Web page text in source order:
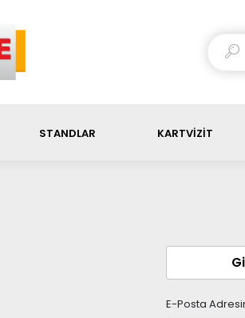
STANDLAR KARTVİZİT
E-Posta